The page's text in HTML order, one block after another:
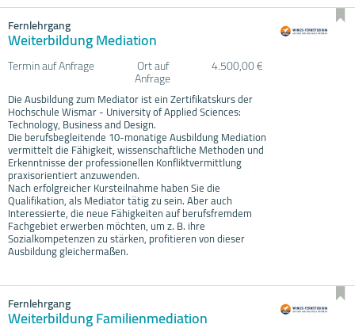
Fernlehrgang
Weiterbildung Mediation
Termin auf Anfrage Ort auf
Anfrage
4.500,00 €
Die Ausbildung zum Mediator ist ein Zertifikatskurs der
Hochschule Wismar - University of Applied Sciences:
Technology, Business and Design.
Die berufsbegleitende 10-monatige Ausbildung Mediation
vermittelt die Fähigkeit, wissenschaftliche Methoden und
Erkenntnisse der professionellen Konfliktvermittlung
praxisorientiert anzuwenden.
Nach erfolgreicher Kursteilnahme haben Sie die
Qualifikation, als Mediator tätig zu sein. Aber auch
Interessierte, die neue Fähigkeiten auf berufsfremdem
Fachgebiet erwerben möchten, um z. B. ihre
Sozialkompetenzen zu stärken, profitieren von dieser
Ausbildung gleichermaßen.
Fernlehrgang
Weiterbildung Familienmediation